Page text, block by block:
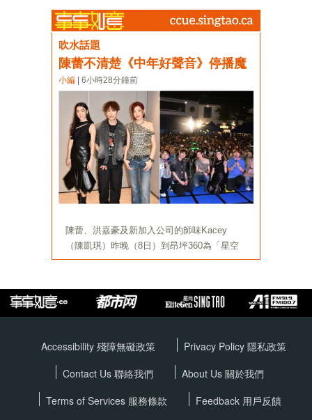
Accessibility 殘障無礙政策 Privacy Policy 隱私政策
Contact Us 聯絡我們
About Us 關於我們
Terms of Services 服務條款 Feedback 用戶反饋